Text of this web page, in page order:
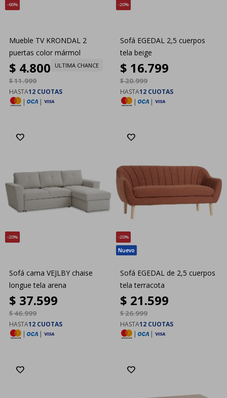
60
Mueble TV KRONDAL 2
puertas color mármol
$ 4.800
$11.999
ULTIMA CHANCE
HASTA12 CUOTAS
|
|
20
Sofá EGEDAL 2,5 cuerpos
tela beige
$ 16.799
$20.999
HASTA12 CUOTAS
|
|
20
Sofá cama VEJLBY chaise
longue tela arena
$ 37.599
$46.999
HASTA12 CUOTAS
|
|
20
Sofá EGEDAL de 2,5 cuerpos
tela terracota
$ 21.599
$26.999
HASTA12 CUOTAS
|
|